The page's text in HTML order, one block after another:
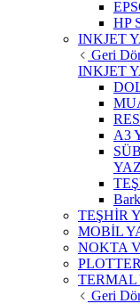
HP
INKJET
Geri
INKJET
A3
TEŞHİR
MOBİL
NOKTA
TERMAL
Geri